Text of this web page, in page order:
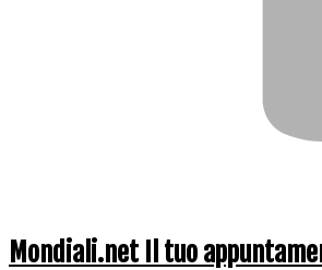
Mondiali.net Il tuo